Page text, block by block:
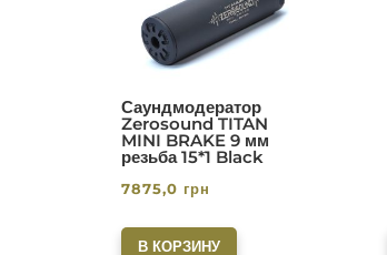
Саундмодератор
Zerosound TITAN
MINI BRAKE 9 мм
резьба 15*1 Black
7875,0 грн
В КОРЗИНУ